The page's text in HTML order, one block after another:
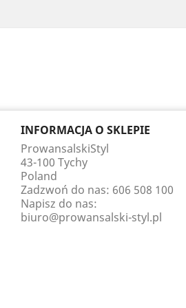
INFORMACJA O SKLEPIE
ProwansalskiStyl
43-100 Tychy
Poland
Zadzwoń do nas: 606 508 100
Napisz do nas:
biuro@prowansalski-styl.pl